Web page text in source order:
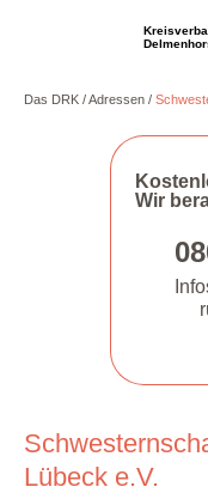
Das DRK Adressen
Wir
Lübeck e.V.